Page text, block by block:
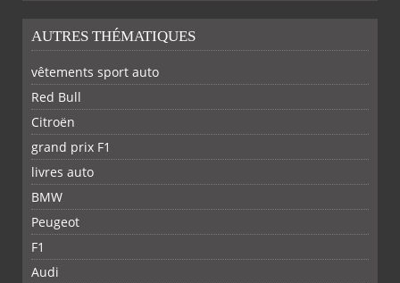
SUR SUR SUR SUR
AUTRES THÉMATIQUES
vêtements sport auto
Red Bull
Citroën
grand prix F1
livres auto
BMW
Peugeot
F1
Audi